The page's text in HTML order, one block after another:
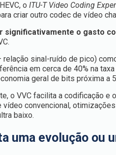
oITU-T Video Coding
criar outro codec de vídeo
significativamente o gasto
relação sinal-ruído de pico)
em cerca de 40% na
geral de bits próxima a
o VVC facilita a codificação e
convencional,
baixo.
uma evolução ou